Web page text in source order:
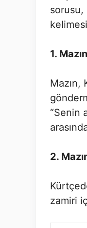
sorusu,
1.
Mazın,
“Senin
2.
zamiri